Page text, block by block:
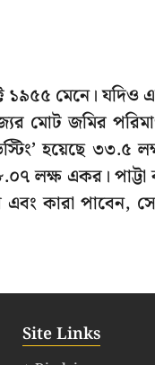
১৯৫৫ মেনে। যদিও
মোট জমির
হয়েছে ৩৩.৫
লক্ষ একর। পাট্টা
কারা পাবেন,
Site Links